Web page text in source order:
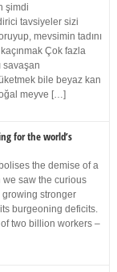
şimdi
tavsiyeler sizi
mevsimin tadını
Çok fazla
savaşan
bile beyaz kan
meyve […]
for the world’s
the demise of a
we saw the curious
growing stronger
burgeoning deficits.
two billion workers –